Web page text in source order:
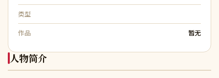
类型
作品 暂无
人物简介